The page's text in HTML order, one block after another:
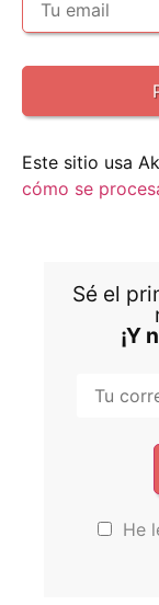
Este sitio usa
cómo se
Sé el
¡Y
He